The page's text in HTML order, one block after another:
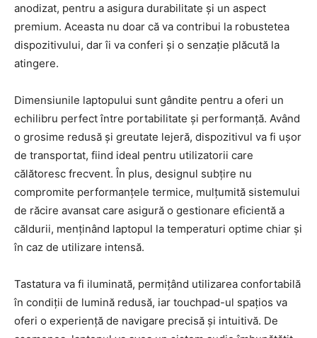
anodizat, pentru a asigura durabilitate și un aspect
premium. Aceasta nu doar că va contribui la robustetea
dispozitivului, dar îi va conferi și o senzație plăcută la
atingere.
Dimensiunile laptopului sunt gândite pentru a oferi un
echilibru perfect între portabilitate și performanță. Având
o grosime redusă și greutate lejeră, dispozitivul va fi ușor
de transportat, fiind ideal pentru utilizatorii care
călătoresc frecvent. În plus, designul subțire nu
compromite performanțele termice, mulțumită sistemului
de răcire avansat care asigură o gestionare eficientă a
căldurii, menținând laptopul la temperaturi optime chiar și
în caz de utilizare intensă.
Tastatura va fi iluminată, permițând utilizarea confortabilă
în condiții de lumină redusă, iar touchpad-ul spațios va
oferi o experiență de navigare precisă și intuitivă. De